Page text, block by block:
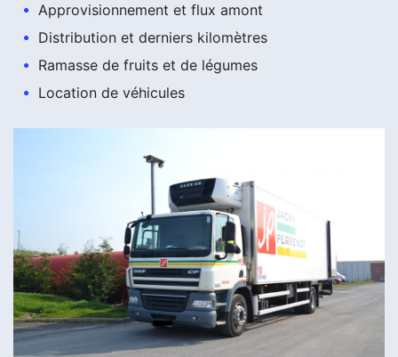
Approvisionnement et flux amont
Distribution et derniers kilomètres
Ramasse de fruits et de légumes
Location de véhicules